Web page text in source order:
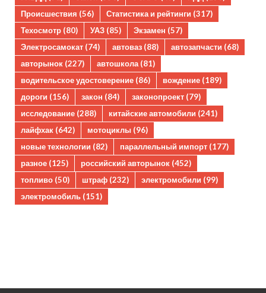
Происшествия (56) Статистика и рейтинги (317)
Техосмотр (80) УАЗ (85) Экзамен (57)
Электросамокат (74) автоваз (88) автозапчасти (68)
авторынок (227) автошкола(81)
водительское удостоверение (86) вождение (189)
дороги (156) закон (84) законопроект (79)
исследование (288) китайские автомобили (241)
лайфхак (642) мотоциклы (96)
новые технологии (82) параллельный импорт (177)
разное (125) российский авторынок (452)
топливо (50) штраф (232) электромобили (99)
электромобиль (151)